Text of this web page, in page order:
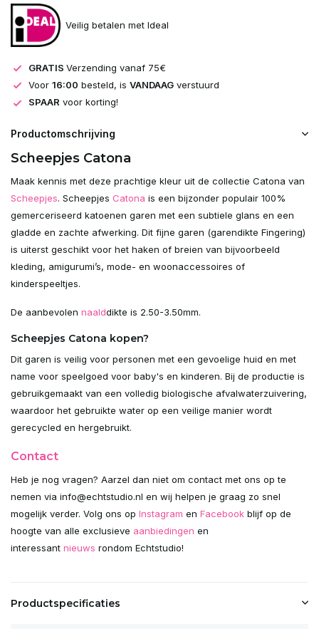
Veilig betalen met Ideal
GRATIS Verzending vanaf 75€
Voor 16:00 besteld, is VANDAAG verstuurd
SPAAR voor korting!
Productomschrijving
Scheepjes Catona
Maak kennis met deze prachtige kleur uit de collectie Catona van
Scheepjes. Scheepjes Catona is een bijzonder populair 100%
gemerceriseerd katoenen garen met een subtiele glans en een
gladde en zachte afwerking. Dit fijne garen (garendikte Fingering)
is uiterst geschikt voor het haken of breien van bijvoorbeeld
kleding, amigurumi’s, mode- en woonaccessoires of
kinderspeeltjes.
De aanbevolen naalddikte is 2.50-3.50mm.
Scheepjes Catona kopen?
Dit garen is veilig voor personen met een gevoelige huid en met
name voor speelgoed voor baby's en kinderen. Bij de productie is
gebruikgemaakt van een volledig biologische afvalwaterzuivering,
waardoor het gebruikte water op een veilige manier wordt
gerecycled en hergebruikt.
Contact
Heb je nog vragen? Aarzel dan niet om contact met ons op te
nemen via info@echtstudio.nl en wij helpen je graag zo snel
mogelijk verder. Volg ons op Instagram en Facebook blijf op de
hoogte van alle exclusieve aanbiedingen en
interessant nieuws rondom Echtstudio!
Productspecificaties